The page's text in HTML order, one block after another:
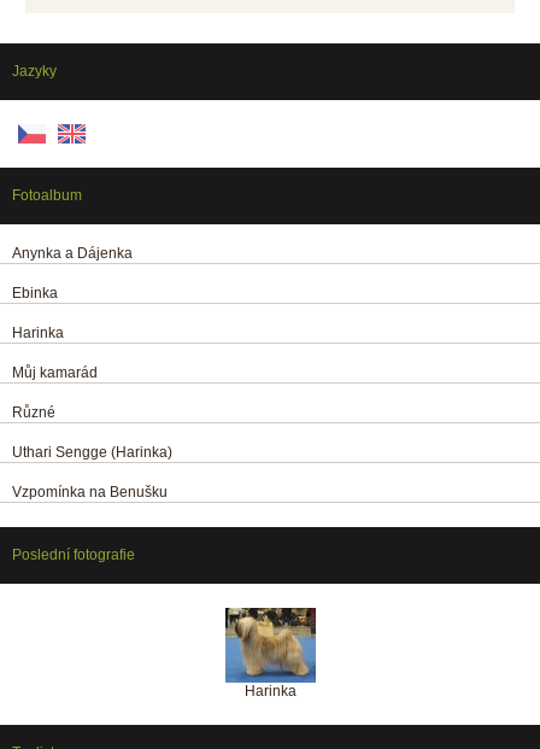
Jazyky
Fotoalbum
Anynka a Dájenka
Ebinka
Harinka
Můj kamarád
Různé
Uthari Sengge (Harinka)
Vzpomínka na Benušku
Poslední fotografie
Harinka